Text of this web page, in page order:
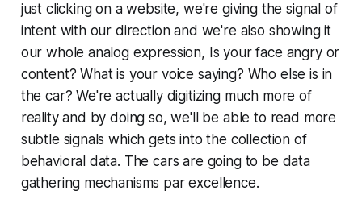
just clicking on a website, we're giving the signal of
intent with our direction and we're also showing it
our whole analog expression, Is your face angry or
content? What is your voice saying? Who else is in
the car? We're actually digitizing much more of
reality and by doing so, we'll be able to read more
subtle signals which gets into the collection of
behavioral data. The cars are going to be data
gathering mechanisms par excellence.